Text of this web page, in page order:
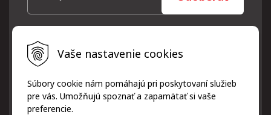
Vaše nastavenie cookies
Súbory cookie nám pomáhajú pri poskytovaní služieb
pre vás. Umožňujú spoznať a zapamätať si vaše
preferencie.
Vaše osobné údaje (email) budeme spracovávať len za týmto
účelom v súlade s platnou legislatívou a zásadami ochrany
osobných údajov. Súhlas potvrdíte kliknutím na odkaz, ktorý
písomne, emailom alebo kliknutím na odkaz z ktoréhokoľvek
informačného emailu.